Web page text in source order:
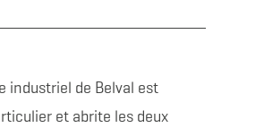
industriel de Belval est
et abrite les deux